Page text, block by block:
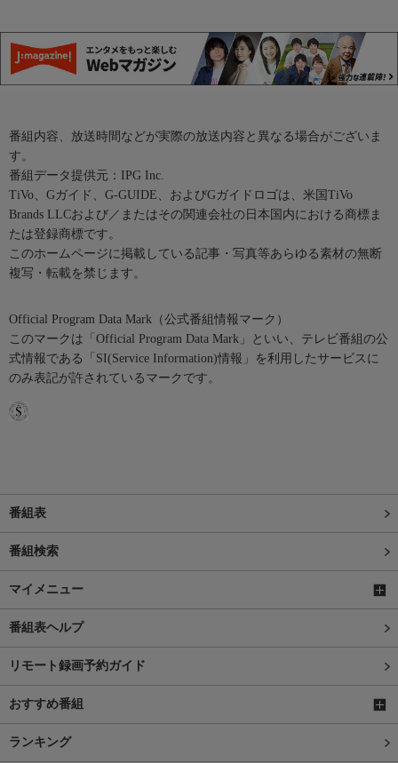
番組内容、放送時間などが実際の放送内容と異なる場合がございま
す。
番組データ提供元：IPG Inc.
TiVo、Gガイド、G-GUIDE、およびGガイドロゴは、米国TiVo
Brands LLCおよび／またはその関連会社の日本国内における商標ま
たは登録商標です。
このホームページに掲載している記事・写真等あらゆる素材の無断
複写・転載を禁じます。
Official Program Data Mark（公式番組情報マーク）
このマークは「Official Program Data Mark」といい、テレビ番組の公
式情報である「SI(Service Information)情報」を利用したサービスに
のみ表記が許されているマークです。
番組表
番組検索
マイメニュー
番組表ヘルプ
リモート録画予約ガイド
おすすめ番組
ランキング